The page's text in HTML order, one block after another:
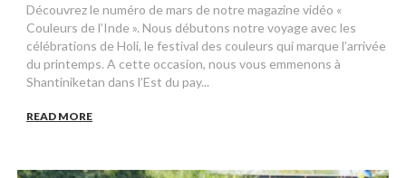
Découvrez le numéro de mars de notre magazine vidéo «
Couleurs de l’Inde ». Nous débutons notre voyage avec les
célébrations de Holi, le festival des couleurs qui marque l’arrivée
du printemps. A cette occasion, nous vous emmenons à
Shantiniketan dans l’Est du pay...
READ MORE